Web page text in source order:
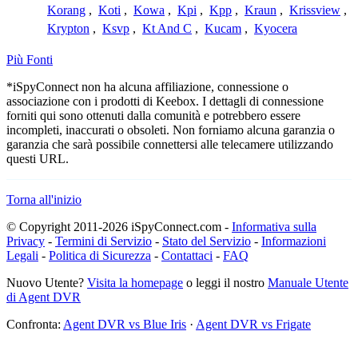
Korang , Koti , Kowa , Kpi , Kpp , Kraun , Krissview ,
Krypton , Ksvp , Kt And C , Kucam , Kyocera
Più Fonti
*iSpyConnect non ha alcuna affiliazione, connessione o
associazione con i prodotti di Keebox. I dettagli di connessione
forniti qui sono ottenuti dalla comunità e potrebbero essere
incompleti, inaccurati o obsoleti. Non forniamo alcuna garanzia o
garanzia che sarà possibile connettersi alle telecamere utilizzando
questi URL.
Torna all'inizio
© Copyright 2011-2026 iSpyConnect.com - Informativa sulla
Privacy - Termini di Servizio - Stato del Servizio - Informazioni
Legali - Politica di Sicurezza - Contattaci - FAQ
Nuovo Utente? Visita la homepage o leggi il nostro Manuale Utente
di Agent DVR
Confronta: Agent DVR vs Blue Iris · Agent DVR vs Frigate